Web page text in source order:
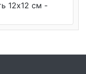
12х12 см -